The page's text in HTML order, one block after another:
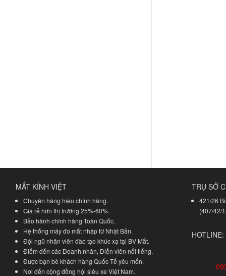
MẮT KÍNH VIỆT
Chuyên hàng hiệu chính hãng.
Giá rẻ hơn thị trường 25%-60%.
Bảo hành chính hãng Toàn Quốc.
Hệ thống máy đo mắt nhập từ Nhật Bản.
Đội ngũ nhân viên đào tạo khúc xạ tại BV Mắt.
Điểm đến các Doanh nhân, Diễn viên nổi tiếng.
Được bạn bè khách hàng Quốc Tế yêu mến.
Nơi đến cộng đồng hội siêu xe Việt Nam.
TRỤ SỞ
421/26
(407/42/
HOTLINE: